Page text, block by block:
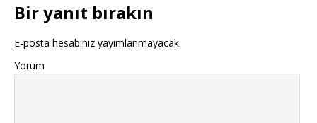
Bir yanıt bırakın
E-posta hesabınız yayımlanmayacak.
Yorum